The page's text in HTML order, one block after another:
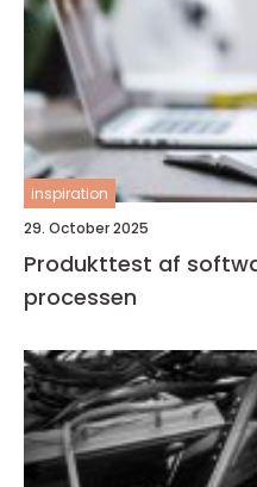
inspiration
29. October 2025
Produkttest af
processen